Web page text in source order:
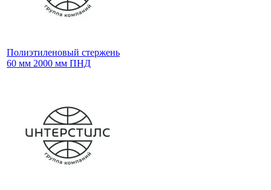
Полиэтиленовый стержень
60 мм 2000 мм ПНД